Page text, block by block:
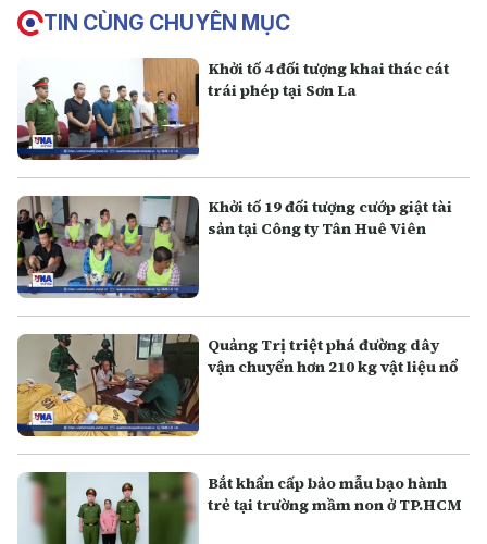
TIN CÙNG CHUYÊN MỤC
Khởi tố 4 đối tượng khai thác cát
trái phép tại Sơn La
Khởi tố 19 đối tượng cướp giật tài
sản tại Công ty Tân Huê Viên
Quảng Trị triệt phá đường dây
vận chuyển hơn 210 kg vật liệu nổ
Bắt khẩn cấp bảo mẫu bạo hành
trẻ tại trường mầm non ở TP.HCM